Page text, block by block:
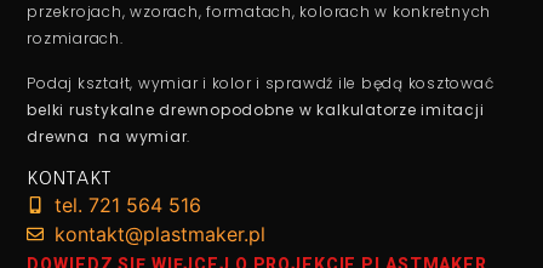
przekrojach, wzorach, formatach, kolorach w konkretnych
rozmiarach.
Podaj kształt, wymiar i kolor i sprawdź ile będą kosztować
belki rustykalne drewnopodobne w kalkulatorze imitacji
drewna na wymiar.
KONTAKT
tel. 721 564 516
kontakt@plastmaker.pl